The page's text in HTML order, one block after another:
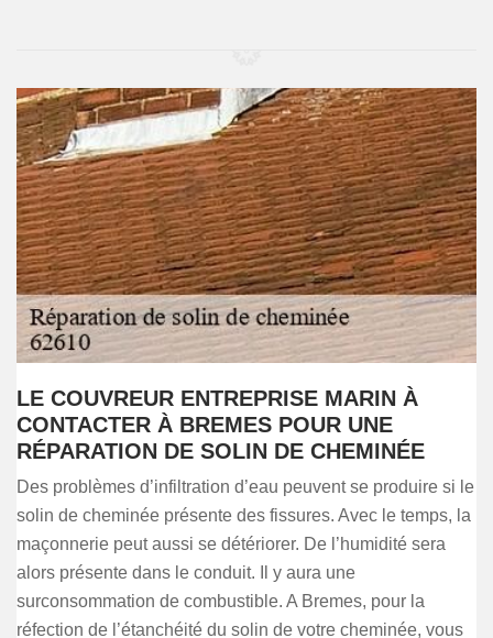
LE COUVREUR ENTREPRISE MARIN À
CONTACTER À BREMES POUR UNE
RÉPARATION DE SOLIN DE CHEMINÉE
Des problèmes d’infiltration d’eau peuvent se produire si le
solin de cheminée présente des fissures. Avec le temps, la
maçonnerie peut aussi se détériorer. De l’humidité sera
alors présente dans le conduit. Il y aura une
surconsommation de combustible. A Bremes, pour la
réfection de l’étanchéité du solin de votre cheminée, vous